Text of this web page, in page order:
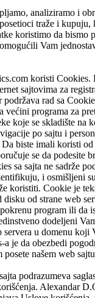
analiziramo i
traže i kupuju,
koristimo da bismo
Vam
koristi Cookies.
sajtovima za
podržava rad sa
većini programa za
koje se skladište na
po sajtu i
biste imali koristi
se da podesite
sa sajta ne sadrže
i osmišljeni
koristiti. Cookie je
disku od strane web
program ili da
dodeljeni
servera u domenu koji
a je da obezbedi
našem web
podrazumeva
Alexandar